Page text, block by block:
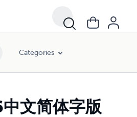
Categories
文简体字版